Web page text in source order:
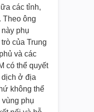
các tỉnh,
Theo ông
phụ
của Trung
và các
có thể quyết
dịch ở địa
không thể
phụ